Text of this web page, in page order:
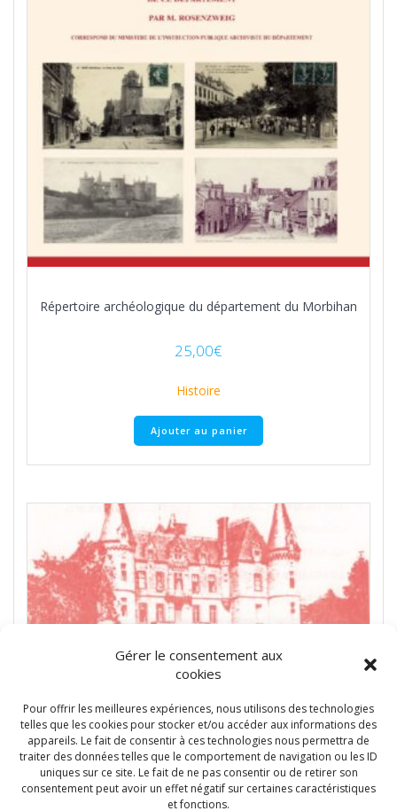
Gérer le consentement aux
cookies
Pour offrir les meilleures expériences, nous utilisons des technologies
telles que les cookies pour stocker et/ou accéder aux informations des
appareils. Le fait de consentir à ces technologies nous permettra de
traiter des données telles que le comportement de navigation ou les ID
uniques sur ce site. Le fait de ne pas consentir ou de retirer son
consentement peut avoir un effet négatif sur certaines caractéristiques
et fonctions.
Répertoire archéologique du département du Morbihan
25,00€
Histoire
Ajouter au panier